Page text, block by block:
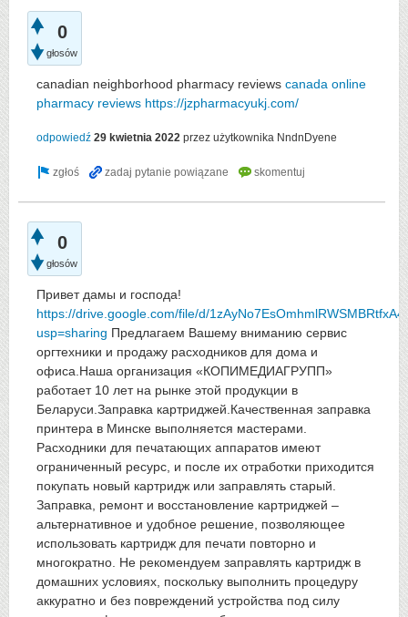
0
głosów
canadian neighborhood pharmacy reviews canada online
pharmacy reviews https://jzpharmacyukj.com/
odpowiedź 29 kwietnia 2022 przez użytkownika NndnDyene
0
głosów
Привет дамы и господа!
https://drive.google.com/file/d/
usp=sharing Предлагаем Вашему вниманию сервис
оргтехники и продажу расходников для дома и
офиса.Наша организация «КОПИМЕДИАГРУПП»
работает 10 лет на рынке этой продукции в
Беларуси.Заправка картриджей.Качественная заправка
принтера в Минске выполняется мастерами.
Расходники для печатающих аппаратов имеют
ограниченный ресурс, и после их отработки приходится
покупать новый картридж или заправлять старый.
Заправка, ремонт и восстановление картриджей –
альтернативное и удобное решение, позволяющее
использовать картридж для печати повторно и
многократно. Не рекомендуем заправлять картридж в
домашних условиях, поскольку выполнить процедуру
аккуратно и без повреждений устройства под силу